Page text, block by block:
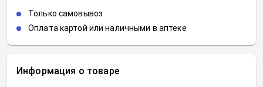
Информация о товаре
Только самовывоз
Оплата картой или наличными в аптеке